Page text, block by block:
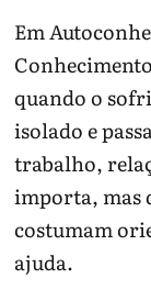
Em
quando o
isolado e
trabalho,
importa, mas
costumam
ajuda.